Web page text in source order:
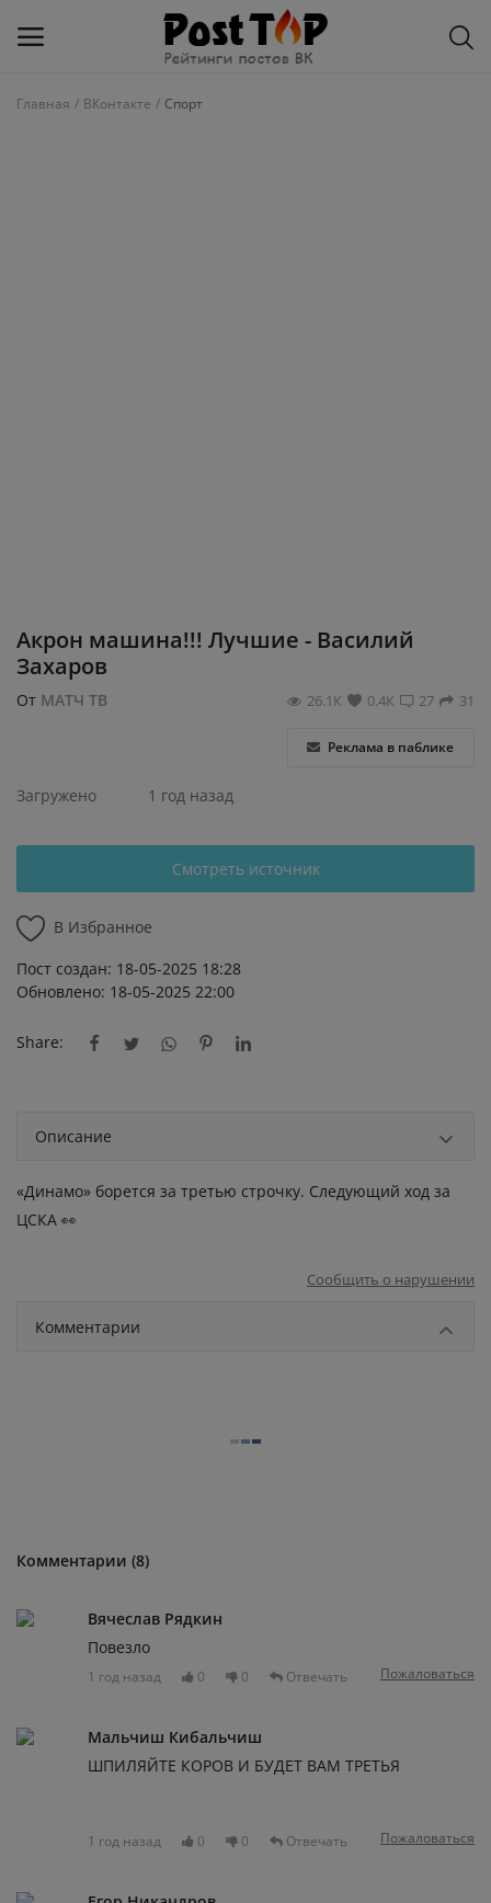
Главная ВКонтакте Спорт
Акрон машина!!! Лучшие - Василий
Захаров
От МАТЧ ТВ 31
27
0.4К
26.1К
Реклама в паблике
Загружено 1 год назад
Смотреть источник
В Избранное
Пост создан: 18-05-2025 18:28
Обновлено: 18-05-2025 22:00
Share:
Описание
«Динамо» борется за третью строчку. Следующий ход за
ЦСКА 👀
Сообщить о нарушении
Комментарии
Комментарии (8)
Вячеслав Рядкин
Повезло
1 год назад 0 0 Отвечать Пожаловаться
Мальчиш Кибальчиш
ШПИЛЯЙТЕ КОРОВ И БУДЕТ ВАМ ТРЕТЬЯ
1 год назад 0 0 Отвечать Пожаловаться